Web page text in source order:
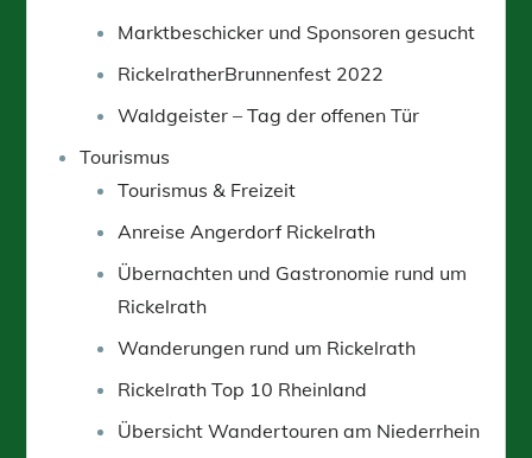
Marktbeschicker und Sponsoren gesucht
RickelratherBrunnenfest 2022
Waldgeister – Tag der offenen Tür
Tourismus
Tourismus & Freizeit
Anreise Angerdorf Rickelrath
Übernachten und Gastronomie rund um
Rickelrath
Wanderungen rund um Rickelrath
Rickelrath Top 10 Rheinland
Übersicht Wandertouren am Niederrhein